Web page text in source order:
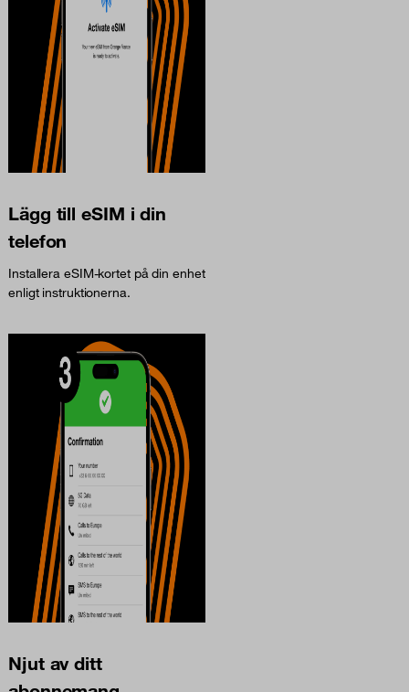
Lägg till eSIM i din
telefon
Installera eSIM-kortet på din enhet
enligt instruktionerna.
Njut av ditt